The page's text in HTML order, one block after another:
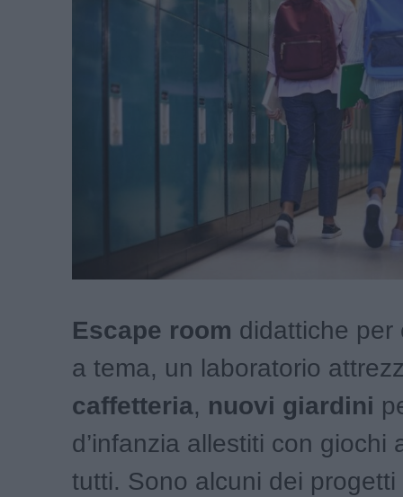
Escape room didattiche per
a tema, un laboratorio
caffetteria, nuovi giardini
d’infanzia allestiti con giochi
tutti. Sono alcuni dei